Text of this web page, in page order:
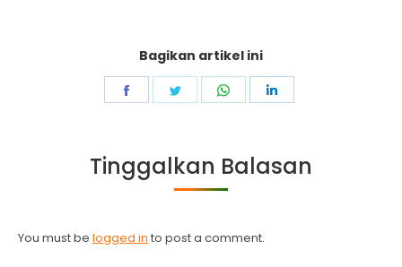
Bagikan artikel ini
Share
Share
Share
Tinggalkan Balasan
You must be logged in to post a comment.